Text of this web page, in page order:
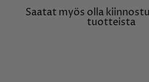
Saatat myös olla
tuotteista